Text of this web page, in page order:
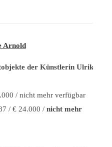
Arnold
der Künstlerin Ulrike
/ nicht mehr verfügbar
/ € 24.000 / nicht mehr